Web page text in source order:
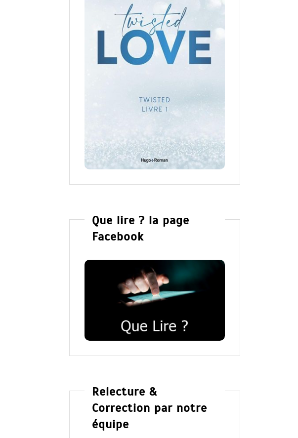
Que lire ? la page
Facebook
Relecture &
Correction par notre
équipe